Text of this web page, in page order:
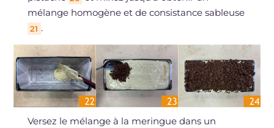
mélange homogène et de consistance sableuse
21 .
Versez le mélange à la meringue dans un